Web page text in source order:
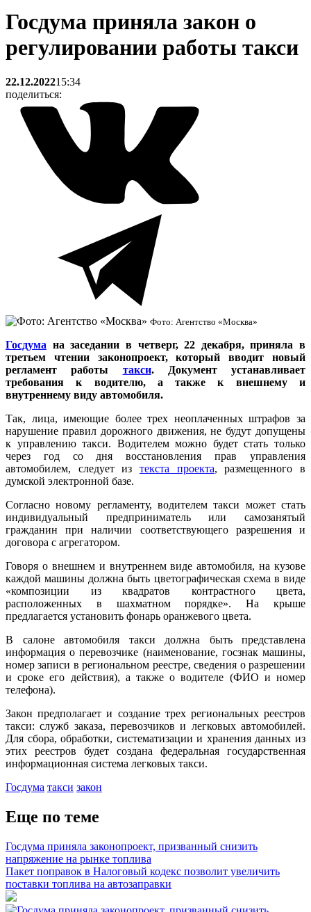
Госдума приняла закон о
регулировании работы такси
22.12.202215:34
поделиться:
Фото: Агентство «Москва»
Госдума на заседании в четверг, 22 декабря, приняла в
третьем чтении законопроект, который вводит новый
регламент работы такси. Документ устанавливает
требования к водителю, а также к внешнему и
внутреннему виду автомобиля.
Так, лица, имеющие более трех неоплаченных штрафов за
нарушение правил дорожного движения, не будут допущены
к управлению такси. Водителем можно будет стать только
через год со дня восстановления прав управления
автомобилем, следует из текста проекта, размещенного в
думской электронной базе.
Согласно новому регламенту, водителем такси может стать
индивидуальный предприниматель или самозанятый
гражданин при наличии соответствующего разрешения и
договора с агрегатором.
Говоря о внешнем и внутреннем виде автомобиля, на кузове
каждой машины должна быть цветографическая схема в виде
«композиции из квадратов контрастного цвета,
расположенных в шахматном порядке». На крыше
предлагается установить фонарь оранжевого цвета.
В салоне автомобиля такси должна быть представлена
информация о перевозчике (наименование, госзнак машины,
номер записи в региональном реестре, сведения о разрешении
и сроке его действия), а также о водителе (ФИО и номер
телефона).
Закон предполагает и создание трех региональных реестров
такси: служб заказа, перевозчиков и легковых автомобилей.
Для сбора, обработки, систематизации и хранения данных из
этих реестров будет создана федеральная государственная
информационная система легковых такси.
Госдума такси закон
Еще по теме
Госдума приняла законопроект, призванный снизить
напряжение на рынке топлива
Пакет поправок в Налоговый кодекс позволит увеличить
поставки топлива на автозаправки